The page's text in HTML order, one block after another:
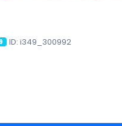
ID: i349_300992